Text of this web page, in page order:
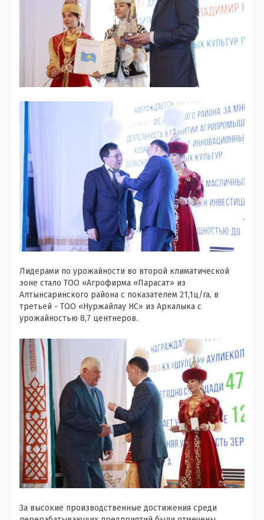
Лидерами по урожайности во второй климатической
зоне стало ТОО «Агрофирма «Парасат» из
Алтынсаринского района с показателем 21,1ц/га, в
третьей - ТОО «Нуржайлау НС» из Аркалыка с
урожайностью 8,7 центнеров.
За высокие производственные достижения среди